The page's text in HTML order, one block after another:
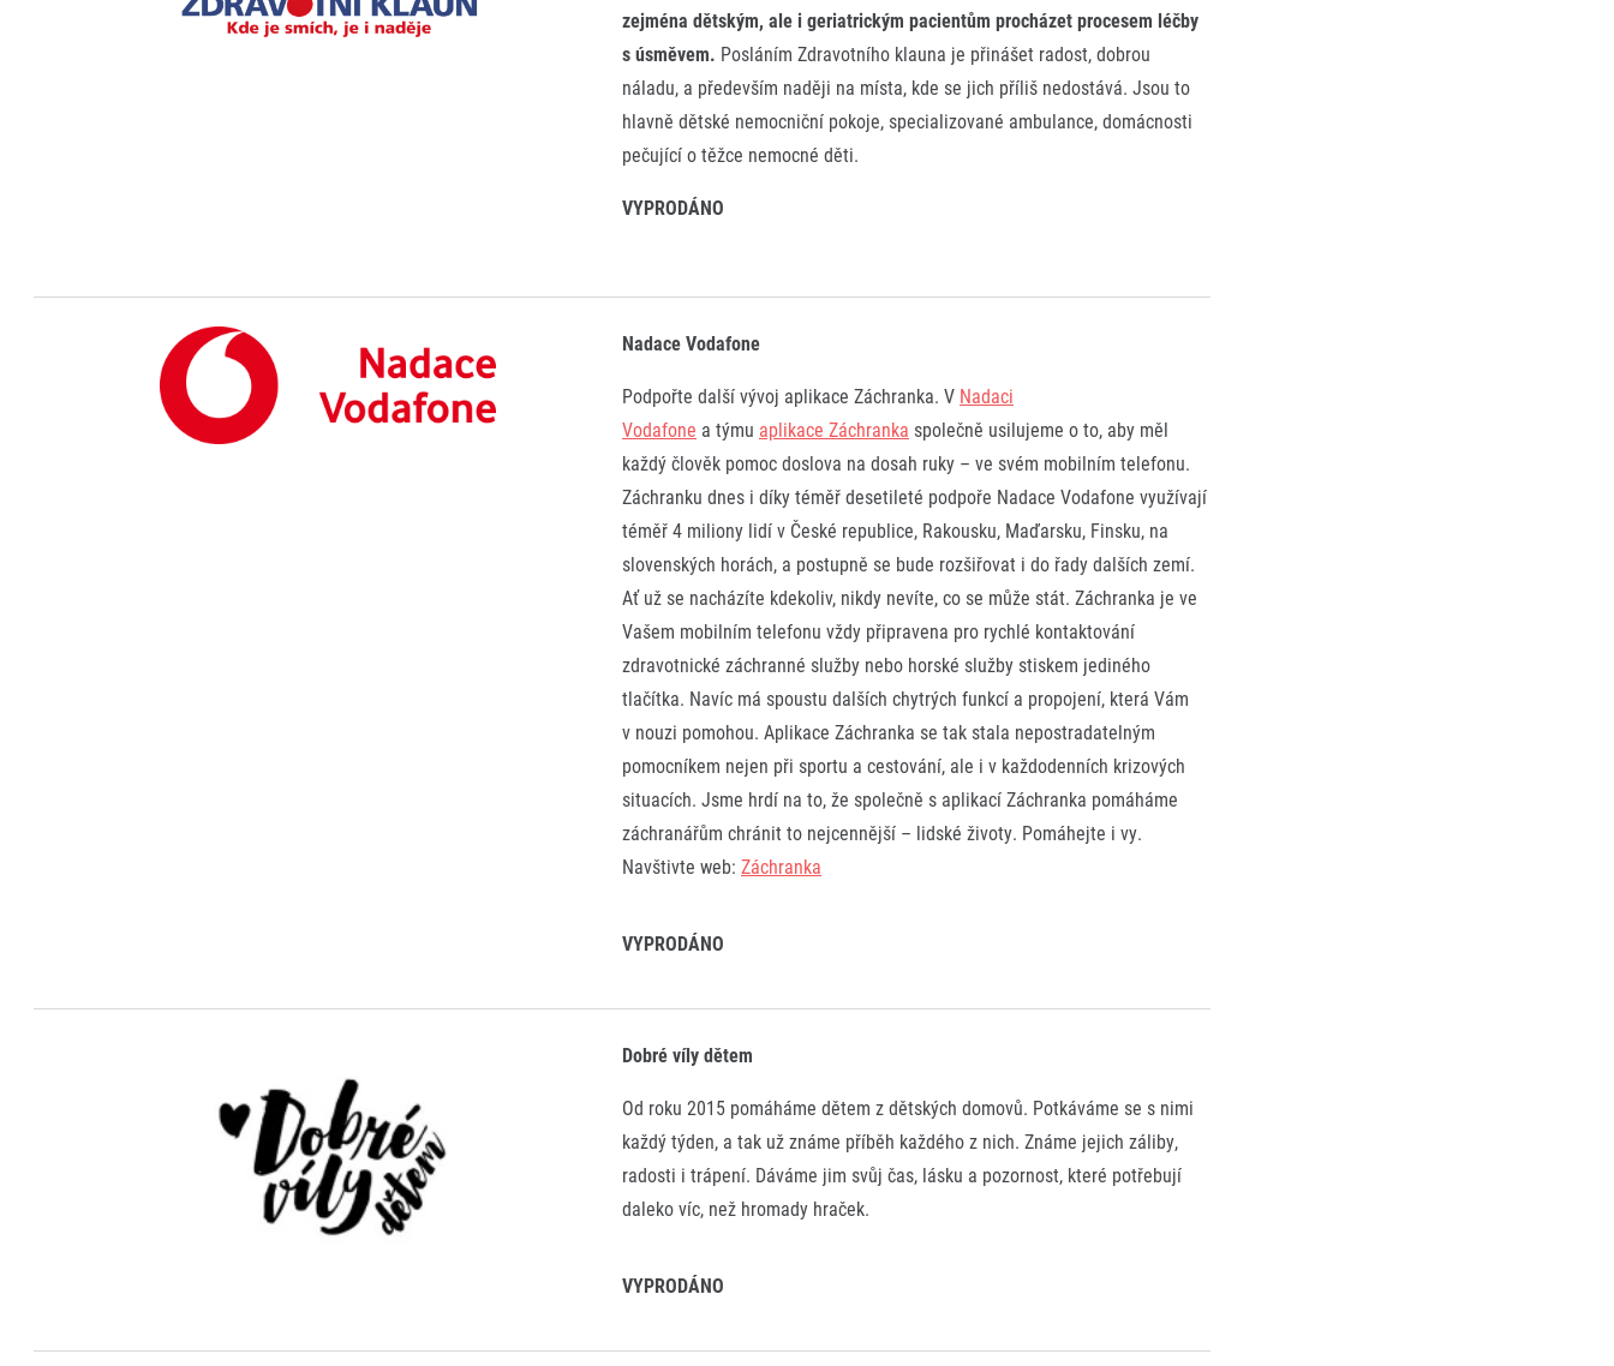
zejména dětským, ale i geriatrickým pacientům procházet procesem léčby
s úsměvem. Posláním Zdravotního klauna je přinášet radost, dobrou
náladu, a především naději na místa, kde se jich příliš nedostává. Jsou to
hlavně dětské nemocniční pokoje, specializované ambulance, domácnosti
pečující o těžce nemocné děti.
VYPRODÁNO
Nadace Vodafone
Podpořte další vývoj aplikace Záchranka. V Nadaci
Vodafone a týmu aplikace Záchranka společně usilujeme o to, aby měl
každý člověk pomoc doslova na dosah ruky – ve svém mobilním telefonu.
Záchranku dnes i díky téměř desetileté podpoře Nadace Vodafone využívají
téměř 4 miliony lidí v České republice, Rakousku, Maďarsku, Finsku, na
slovenských horách, a postupně se bude rozšiřovat i do řady dalších zemí.
Ať už se nacházíte kdekoliv, nikdy nevíte, co se může stát. Záchranka je ve
Vašem mobilním telefonu vždy připravena pro rychlé kontaktování
zdravotnické záchranné služby nebo horské služby stiskem jediného
tlačítka. Navíc má spoustu dalších chytrých funkcí a propojení, která Vám
v nouzi pomohou. Aplikace Záchranka se tak stala nepostradatelným
pomocníkem nejen při sportu a cestování, ale i v každodenních krizových
situacích. Jsme hrdí na to, že společně s aplikací Záchranka pomáháme
záchranářům chránit to nejcennější – lidské životy. Pomáhejte i vy.
Navštivte web: Záchranka
VYPRODÁNO
Dobré víly dětem
Od roku 2015 pomáháme dětem z dětských domovů. Potkáváme se s nimi
každý týden, a tak už známe příběh každého z nich. Známe jejich záliby,
radosti i trápení. Dáváme jim svůj čas, lásku a pozornost, které potřebují
daleko víc, než hromady hraček.
VYPRODÁNO